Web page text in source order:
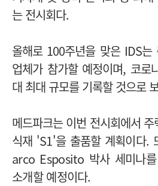
는 전시회다.
올해로 100주년을 맞은 IDS는
업체가 참가할 예정이며, 코로
대 최대 규모를 기록할 것으로
메드파크는 이번 전시회에서 주
식재 'S1'을 출품할 계획이다.
arco Esposito 박사 세미나
소개할 예정이다.